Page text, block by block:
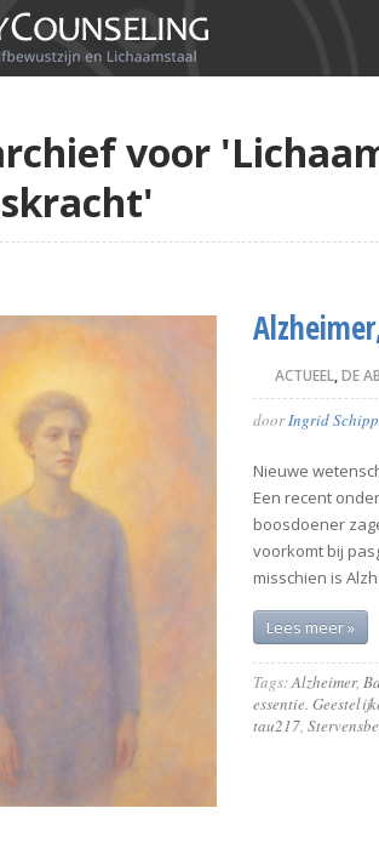
voor
ACTUEEL,DE
doorIngrid
Nieuwe
Een recent
boosdoener
voorkomt bij
misschien is
Lees meer »
Tags:Alzheimer,
essentie.
tau217,